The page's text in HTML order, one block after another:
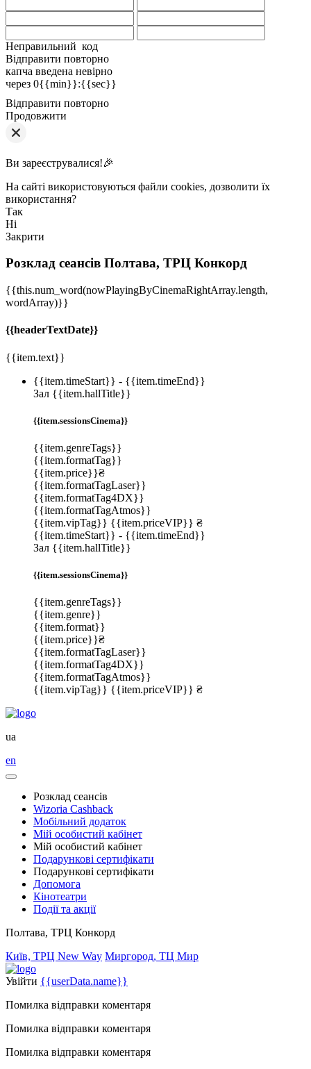
Неправильний код
Відправити повторно
капча введена невірно
через 0{{min}}:{{sec}}
Відправити повторно
Продовжити
Ви зареєструвалися!🎉
На сайті використовуються файли cookies, дозволити їх
використання?
Так
Ні
Закрити
Розклад сеансів Полтава, ТРЦ Конкорд
{{this.num_word(nowPlayingByCinemaRightArray.length,
wordArray)}}
{{headerTextDate}}
{{item.text}}
{{item.timeStart}} - {{item.timeEnd}}
Зал {{item.hallTitle}}
{{item.sessionsCinema}}
{{item.genreTags}}
{{item.formatTag}}
{{item.price}}₴
{{item.formatTagLaser}}
{{item.formatTag4DX}}
{{item.formatTagAtmos}}
{{item.vipTag}} {{item.priceVIP}} ₴
{{item.timeStart}} - {{item.timeEnd}}
Зал {{item.hallTitle}}
{{item.sessionsCinema}}
{{item.genreTags}}
{{item.genre}}
{{item.format}}
{{item.price}}₴
{{item.formatTagLaser}}
{{item.formatTag4DX}}
{{item.formatTagAtmos}}
{{item.vipTag}} {{item.priceVIP}} ₴
ua
en
Розклад сеансів
Wizoria Cashback
Мобільний додаток
Мій особистий кабінет
Мій особистий кабінет
Подарункові сертифікати
Подарункові сертифікати
Допомога
Кінотеатри
Події та акції
Полтава, ТРЦ Конкорд
Київ, ТРЦ New Way Миргород, ТЦ Мир
Увійти {{userData.name}}
Помилка відправки коментаря
Помилка відправки коментаря
Помилка відправки коментаря